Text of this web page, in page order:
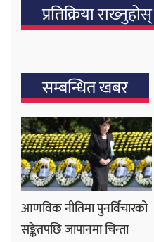
प्रतिक्रिया राख्‍नुहोस्
सम्बन्धित खबर
आणविक नीतिमा पुनर्विचारको
सङ्केतपछि जापानमा चिन्ता